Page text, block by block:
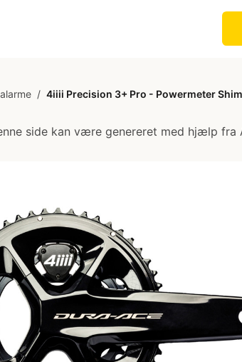
/ 4iiii Precision 3+ Pro - Powermeter
side kan være genereret med hjælp fra